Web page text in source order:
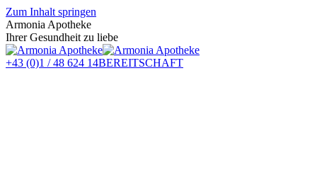
Zum Inhalt springen
Armonia Apotheke
Ihrer Gesundheit zu liebe
+43 (0)1 / 48 624 14BEREITSCHAFT